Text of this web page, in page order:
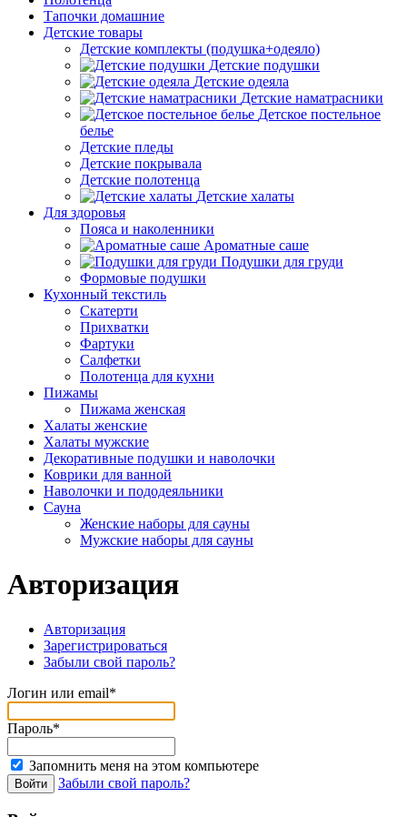
Тапочки домашние
Детские товары
Детские комплекты (подушка+одеяло)
Детские подушки
Детские одеяла
Детские наматрасники
Детское постельное
белье
Детские пледы
Детские покрывала
Детские полотенца
Детские халаты
Для здоровья
Пояса и наколенники
Ароматные саше
Подушки для груди
Формовые подушки
Кухонный текстиль
Скатерти
Прихватки
Фартуки
Салфетки
Полотенца для кухни
Пижамы
Пижама женская
Халаты женские
Халаты мужские
Декоративные подушки и наволочки
Коврики для ванной
Наволочки и пододеяльники
Сауна
Женские наборы для сауны
Мужские наборы для сауны
Авторизация
Авторизация
Зарегистрироваться
Забыли свой пароль?
Логин или email*
Пароль*
Запомнить меня на этом компьютере
Забыли свой пароль?